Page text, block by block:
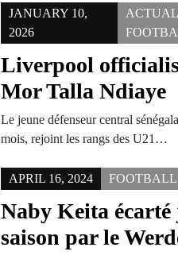
JANUARY 10,
2026
Liverpool
Mor Talla Ndiaye
Le jeune défenseur central
mois, rejoint les rangs des U21…
APRIL 16, 2024 FOOTBALL
Naby Keita
saison par le